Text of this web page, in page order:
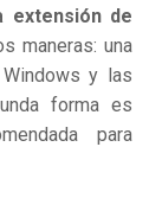
extensión de
maneras: una
y las
forma es
para